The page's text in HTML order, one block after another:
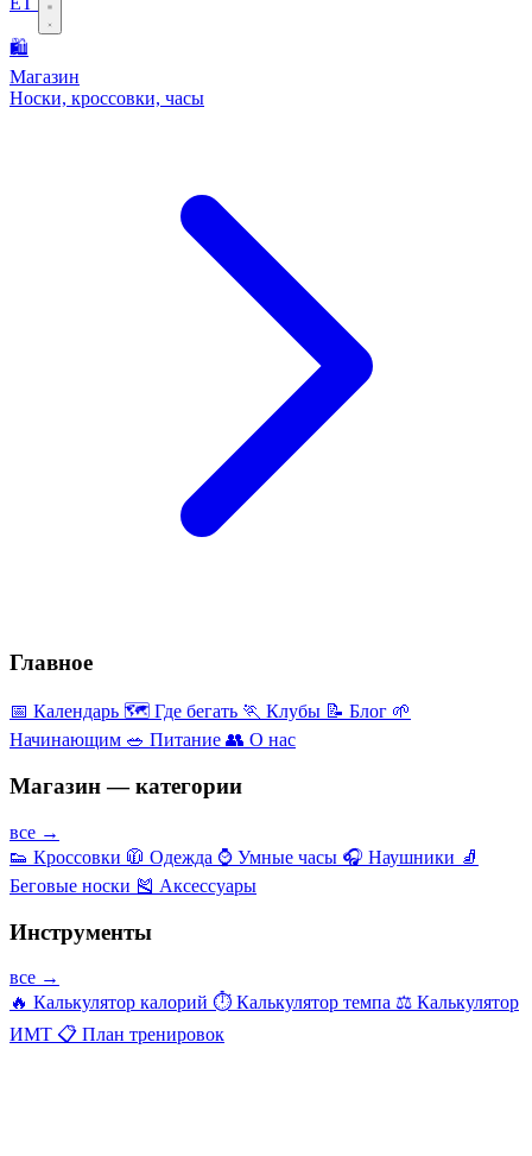
🛍️
Магазин
Носки, кроссовки, часы
Главное
📅 Календарь 🗺️ Где бегать 🏃 Клубы 📝 Блог 🌱
Начинающим 🥗 Питание 👥 О нас
Магазин — категории
все →
👟 Кроссовки 🧥 Одежда ⌚ Умные часы 🎧 Наушники 🧦
Беговые носки 🎽 Аксессуары
Инструменты
все →
🔥 Калькулятор калорий ⏱️ Калькулятор темпа ⚖️ Калькулятор
ИМТ 📋 План тренировок